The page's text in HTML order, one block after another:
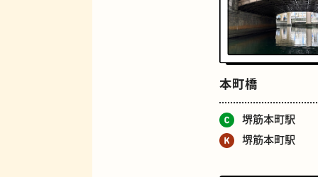
本町橋
堺筋本町駅
堺筋本町駅